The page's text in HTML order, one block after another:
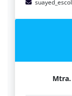
Mtra.